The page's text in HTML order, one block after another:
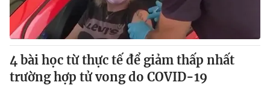
4 bài học từ thực tế để giảm thấp nhất
trường hợp tử vong do COVID-19